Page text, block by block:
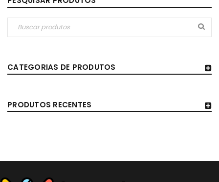
CATEGORIAS DE PRODUTOS
PRODUTOS RECENTES